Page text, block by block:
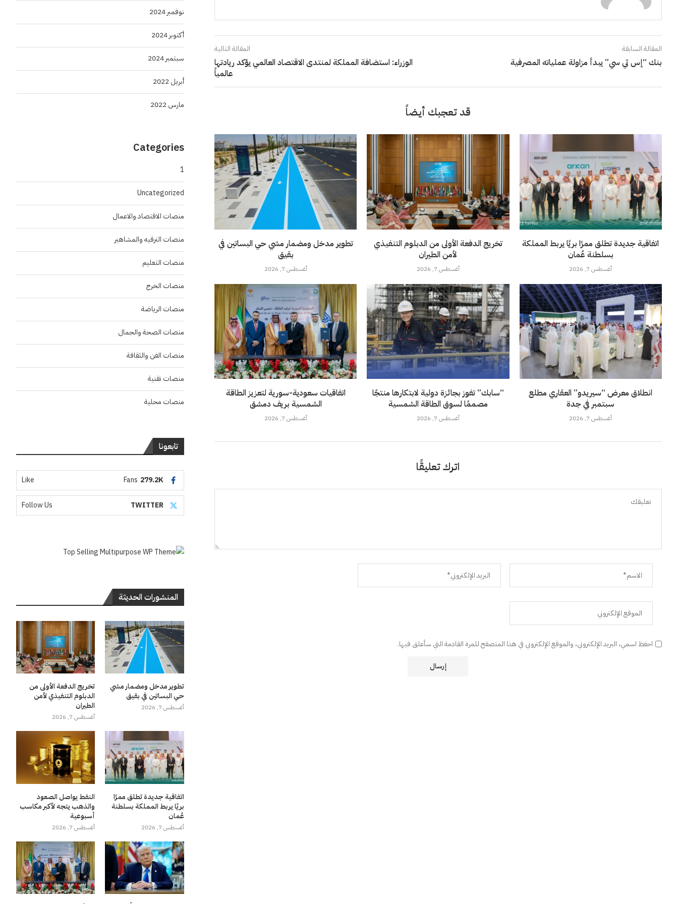
المقالة السابقة
بنك “إس تي سي” يبدأ مزاولة عملياته المصرفية
المقالة التالية
الوزراء: استضافة المملكة لمنتدى الاقتصاد العالمي يؤكد ريادتها
عالمياً
قد تعجبك أيضاً
تطوير مدخل ومضمار مشي حي البساتين في
بقيق
أغسطس 7, 2026
تخريج الدفعة الأولى من الدبلوم التنفيذي
لأمن الطيران
أغسطس 7, 2026
اتفاقية جديدة تطلق ممرًا بريًا يربط المملكة
بسلطنة عُمان
أغسطس 7, 2026
اتفاقيات سعودية-سورية لتعزيز الطاقة
الشمسية بريف دمشق
أغسطس 7, 2026
“سابك” تفوز بجائزة دولية لابتكارها منتجًا
مصممًا لسوق الطاقة الشمسية
أغسطس 7, 2026
انطلاق معرض “سيريدو” العقاري مطلع
سبتمبر في جدة
أغسطس 7, 2026
اترك تعليقًا
احفظ اسمي، البريد الإلكتروني، والموقع الإلكتروني في هذا المتصفح للمرة القادمة التي سأعلق فيها.
نوفمبر 2024
أكتوبر 2024
سبتمبر 2024
أبريل 2022
مارس 2022
Categories
1
Uncategorized
منصات الاقتصاد والاعمال
منصات الترفيه والمشاهير
منصات التعليم
منصات الخرج
منصات الرياضة
منصات الصحة والجمال
منصات الفن والثقافة
منصات تقنية
منصات محلية
تابعونا
279.2K
Fans
Like
TWITTER
Follow Us
المنشورات الحديثة
تطوير مدخل ومضمار مشي
حي البساتين في بقيق
أغسطس 7, 2026
تخريج الدفعة الأولى من
الدبلوم التنفيذي لأمن
الطيران
أغسطس 7, 2026
اتفاقية جديدة تطلق ممرًا
بريًا يربط المملكة بسلطنة
عُمان
أغسطس 7, 2026
النفط يواصل الصعود
والذهب يتجه لأكبر مكاسب
أسبوعية
أغسطس 7, 2026